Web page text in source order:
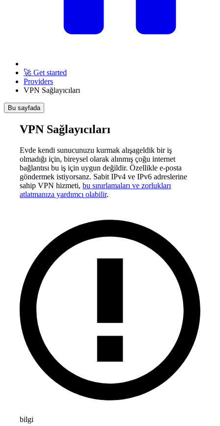
🚀 Get started
Providers
VPN Sağlayıcıları
Bu sayfada
VPN Sağlayıcıları
Evde kendi sunucunuzu kurmak alışageldik bir iş
olmadığı için, bireysel olarak alınmış çoğu internet
bağlantısı bu iş için uygun değildir. Özellikle e-posta
göndermek istiyorsanz. Sabit IPv4 ve IPv6 adreslerine
sahip VPN hizmeti, bu sınırlamaları ve zorlukları
atlatmanıza yardımcı olabilir.
bilgi